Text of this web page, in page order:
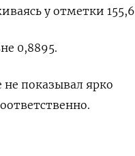
у отметки
0,8895​.
показывал ярко